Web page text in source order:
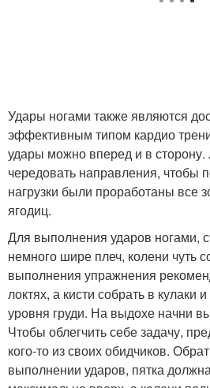
Удары ногами также являются
эффективным типом кардио
удары можно вперед и в сторону.
чередовать направления, чтобы
нагрузки были проработаны все
ягодиц.
Для выполнения ударов ногами,
немного шире плеч, колени чуть
выполнения упражнения
локтях, а кисти собрать в кулаки
уровня груди. На выдохе начни
Чтобы облегчить себе задачу,
кого-то из своих обидчиков.
выполнении ударов, пятка